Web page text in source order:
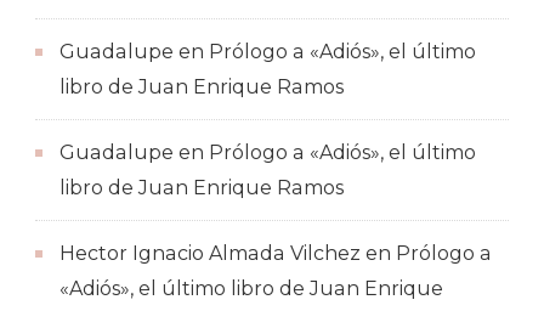
Guadalupe en Prólogo a «Adiós», el último
libro de Juan Enrique Ramos
Guadalupe en Prólogo a «Adiós», el último
libro de Juan Enrique Ramos
Hector Ignacio Almada Vilchez en Prólogo a
«Adiós», el último libro de Juan Enrique